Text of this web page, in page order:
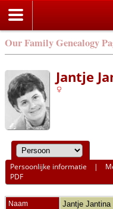
Our Family Genealogy
Jantje
Persoonlijke informatie |
PDF
Naam Jantje Jantina